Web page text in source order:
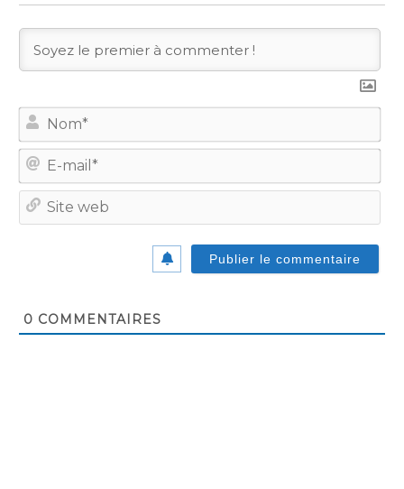
E-
Site
0 COMMENTAIRES